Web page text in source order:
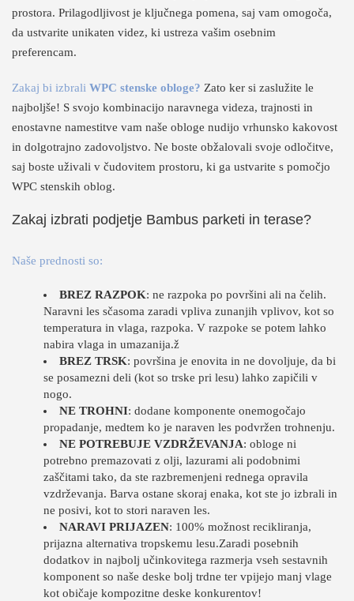
prostora. Prilagodljivost je ključnega pomena, saj vam omogoča,
da ustvarite unikaten videz, ki ustreza vašim osebnim
preferencam.
Zakaj bi izbrali WPC stenske obloge? Zato ker si zaslužite le
najboljše! S svojo kombinacijo naravnega videza, trajnosti in
enostavne namestitve vam naše obloge nudijo vrhunsko kakovost
in dolgotrajno zadovoljstvo. Ne boste obžalovali svoje odločitve,
saj boste uživali v čudovitem prostoru, ki ga ustvarite s pomočjo
WPC stenskih oblog.
Zakaj izbrati podjetje Bambus parketi in terase?
Naše prednosti so:
BREZ RAZPOK: ne razpoka po površini ali na čelih.
Naravni les sčasoma zaradi vpliva zunanjih vplivov, kot so
temperatura in vlaga, razpoka. V razpoke se potem lahko
nabira vlaga in umazanija.ž
BREZ TRSK: površina je enovita in ne dovoljuje, da bi
se posamezni deli (kot so trske pri lesu) lahko zapičili v
nogo.
NE TROHNI: dodane komponente onemogočajo
propadanje, medtem ko je naraven les podvržen trohnenju.
NE POTREBUJE VZDRŽEVANJA: obloge ni
potrebno premazovati z olji, lazurami ali podobnimi
zaščitami tako, da ste razbremenjeni rednega opravila
vzdrževanja. Barva ostane skoraj enaka, kot ste jo izbrali in
ne posivi, kot to stori naraven les.
NARAVI PRIJAZEN: 100% možnost recikliranja,
prijazna alternativa tropskemu lesu.Zaradi posebnih
dodatkov in najbolj učinkovitega razmerja vseh sestavnih
komponent so naše deske bolj trdne ter vpijejo manj vlage
kot običaje kompozitne deske konkurentov!